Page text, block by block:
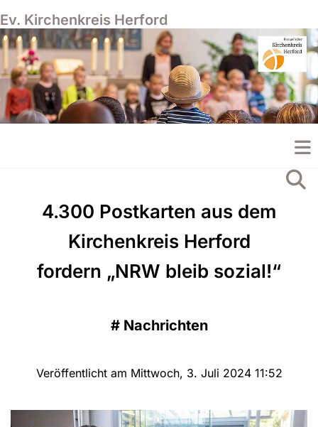
Ev. Kirchenkreis Herford
4.300 Postkarten aus dem
Kirchenkreis Herford
fordern „NRW bleib sozial!“
# Nachrichten
Veröffentlicht am Mittwoch, 3. Juli 2024 11:52